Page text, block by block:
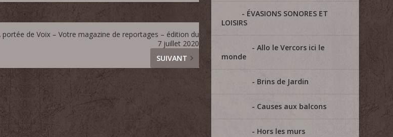
portée de Voix – Votre magazine de reportages – édition du
7 juillet 2020
SUIVANT
ÉVASIONS SONORES ET
LOISIRS
Allo le Vercors ici le
monde
Brins de Jardin
Causes aux balcons
Hors les murs